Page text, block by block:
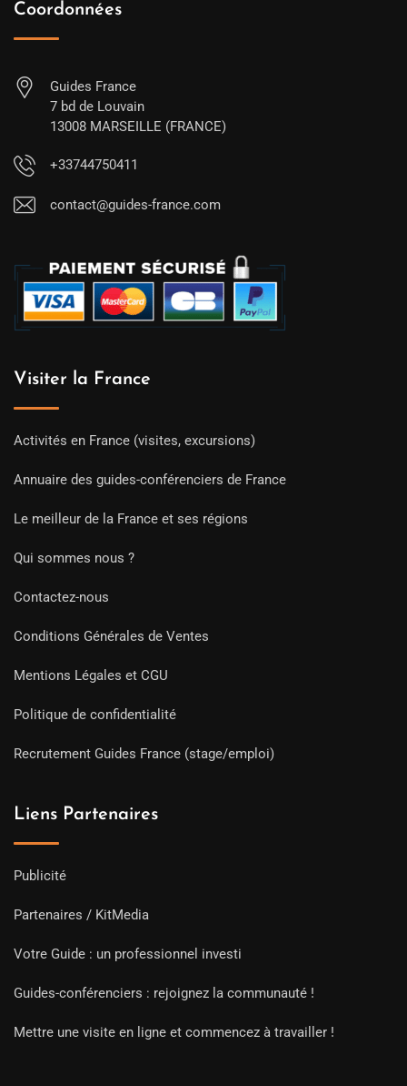
Coordonnées
Guides France
7 bd de Louvain
13008 MARSEILLE (FRANCE)
+33744750411
contact@guides-france.com
Visiter la France
Activités en France (visites, excursions)
Annuaire des guides-conférenciers de France
Le meilleur de la France et ses régions
Qui sommes nous ?
Contactez-nous
Conditions Générales de Ventes
Mentions Légales et CGU
Politique de confidentialité
Recrutement Guides France (stage/emploi)
Liens Partenaires
Publicité
Partenaires / KitMedia
Votre Guide : un professionnel investi
Guides-conférenciers : rejoignez la communauté !
Mettre une visite en ligne et commencez à travailler !